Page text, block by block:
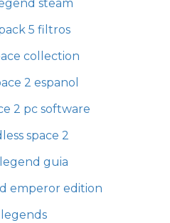
steam
5 filtros
collection
2 espanol
2 pc software
space 2
guia
emperor edition